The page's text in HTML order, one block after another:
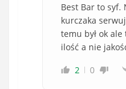
Best Bar to syf.
kurczaka
temu był ok
ilość a nie
2
0